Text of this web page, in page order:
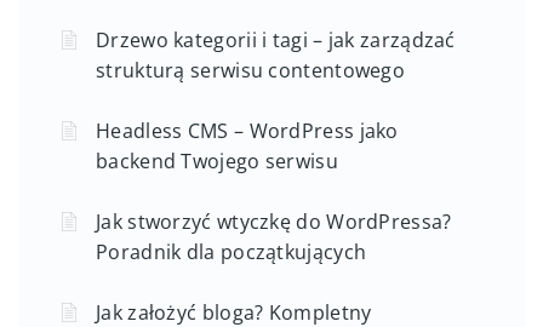
Drzewo kategorii i tagi – jak zarządzać
strukturą serwisu contentowego
Headless CMS – WordPress jako
backend Twojego serwisu
Jak stworzyć wtyczkę do WordPressa?
Poradnik dla początkujących
Jak założyć bloga? Kompletny